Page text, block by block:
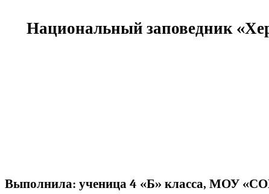
Национальный заповедник
Выполнила: ученица 4 «Б» класса, МОУ